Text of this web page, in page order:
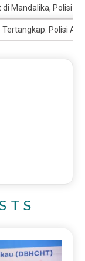
Mandalika, Polisi
Polisi